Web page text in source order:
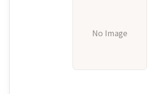
No Image